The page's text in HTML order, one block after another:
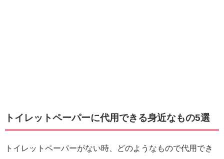
トイレットペーパーに代用できる身近なもの5選
トイレットペーパーがない時、どのようなもので代用でき